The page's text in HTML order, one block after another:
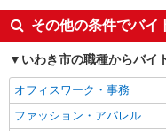
週2～3日勤務OK
交通費支給
その他の条件でバイ
いわき市の職種からバイ
オフィスワーク・事務
ファッション・アパレル